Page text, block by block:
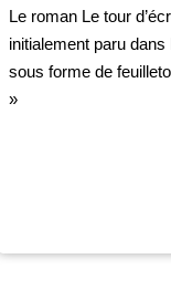
Le roman Le tour
initialement paru
sous forme de
»